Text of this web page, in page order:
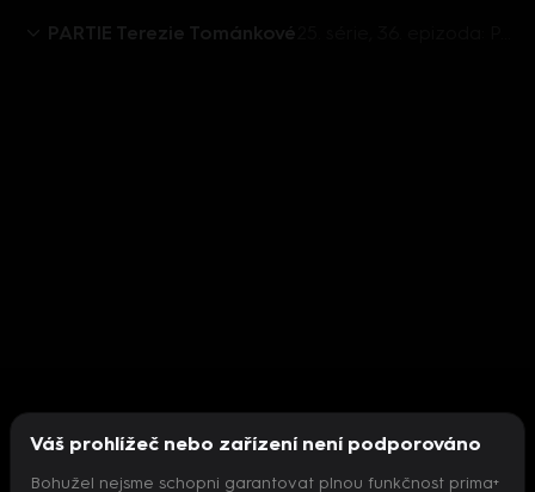
PARTIE Terezie Tománkové
Váš prohlížeč nebo zařízení není podporováno
Bohužel nejsme schopni garantovat plnou funkčnost prima+